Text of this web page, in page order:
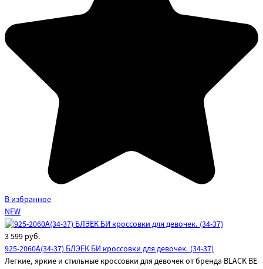
В избранное
NEW
3 599 руб.
925-2060A(34-37) БЛЭЕК БИ кроссовки для девочек. (34-37)
Легкие, яркие и стильные кроссовки для девочек от бренда BLACK BE